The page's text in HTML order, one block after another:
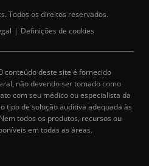
Todos os direitos reservados.
Definições de cookies
conteúdo deste site é fornecido
não devendo ser tomado como
com seu médico ou especialista da
tipo de solução auditiva adequada às
todos os produtos, recursos ou
em todas as áreas.